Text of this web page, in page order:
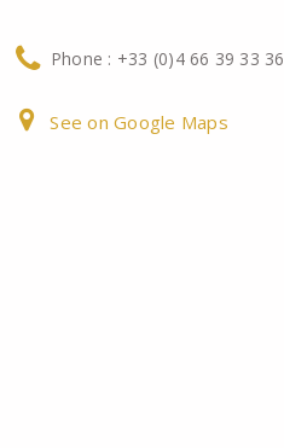
Phone : +33 (0)4 66 39 33 36
See on Google Maps